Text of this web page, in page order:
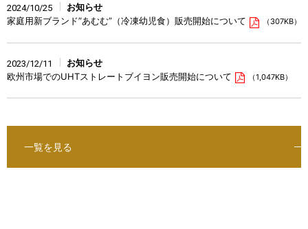
2024/10/25
お知らせ
家庭用新ブランド”あむむ”（冷凍幼児食）販売開始について
（307KB）
2023/12/11
お知らせ
欧州市場でのUHTストレートブイヨン販売開始について
（1,047KB）
一覧を見る